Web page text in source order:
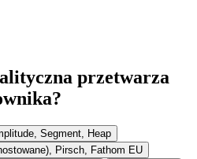
przetwarza
Segment, Heap
Pirsch, Fathom EU